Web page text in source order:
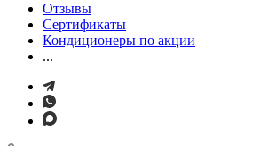
Отзывы
Сертификаты
Кондиционеры по акции
...